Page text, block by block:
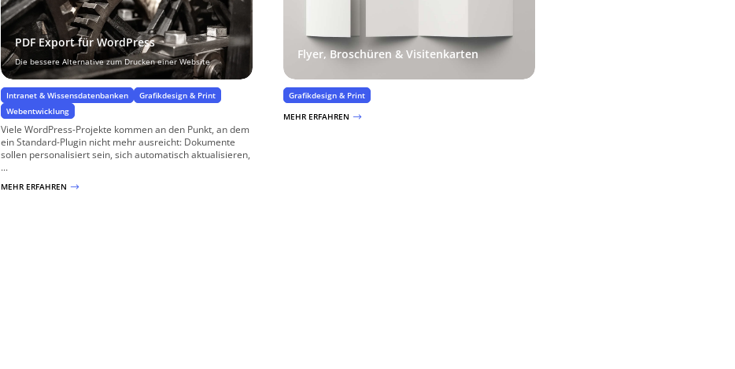
PDF Export für WordPress
Die bessere Alternative zum Drucken einer Website
Intranet & Wissensdatenbanken
Grafikdesign & Print
Webentwicklung
Viele WordPress-Projekte kommen an den Punkt, an dem
ein Standard-Plugin nicht mehr ausreicht: Dokumente
sollen personalisiert sein, sich automatisch aktualisieren,
...
MEHR ERFAHREN $
Flyer, Broschüren & Visitenkarten
Grafikdesign & Print
MEHR ERFAHREN $